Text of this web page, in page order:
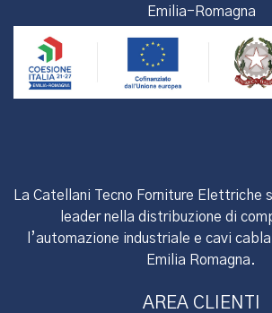
Emilia-Romagna
La Catellani Tecno Forniture Elettriche
leader nella distribuzione di
l’automazione industriale e cavi
Emilia Romagna.
AREA CLIENTI